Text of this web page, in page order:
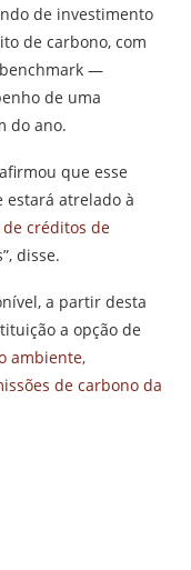
de investimento
de carbono, com
—
de uma
do ano.
que esse
estará atrelado à
créditos de
disse.
a partir desta
a opção de
ambiente,
de carbono da